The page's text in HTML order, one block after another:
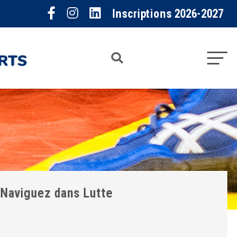
Inscriptions 2026-2027
Naviguez dans Lutte